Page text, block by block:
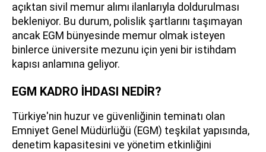
açıktan sivil memur alımı ilanlarıyla doldurulması
bekleniyor. Bu durum, polislik şartlarını taşımayan
ancak EGM bünyesinde memur olmak isteyen
binlerce üniversite mezunu için yeni bir istihdam
kapısı anlamına geliyor.
EGM KADRO İHDASI NEDİR?
Türkiye'nin huzur ve güvenliğinin teminatı olan
Emniyet Genel Müdürlüğü (EGM) teşkilat yapısında,
denetim kapasitesini ve yönetim etkinliğini